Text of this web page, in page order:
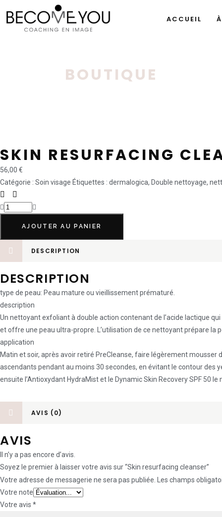
ACCUEIL
BOUTIQUE
SKIN RESURFACING
56,00 €
Catégorie : Soin visage Étiquettes : dermalogica, Double nettoyage,
AJOUTER AU PANIER
DESCRIPTION
DESCRIPTION
type de peau: Peau mature ou vieillissement prématuré.
description
Un nettoyant exfoliant à double action contenant de l’acide lactique
et offre une peau ultra-propre. L’utilisation de ce nettoyant prépare la
application
Matin et soir, après avoir retiré PreCleanse, faire légèrement
ascendants pendant au moins 30 secondes, en évitant le contour des
ensuite l’Antioxydant HydraMist et le Dynamic Skin Recovery SPF 50 le
AVIS (0)
AVIS
Il n’y a pas encore d’avis.
Soyez le premier à laisser votre avis sur “Skin resurfacing cleanser”
Votre adresse de messagerie ne sera pas publiée.
Les champs
Votre note
Votre avis *